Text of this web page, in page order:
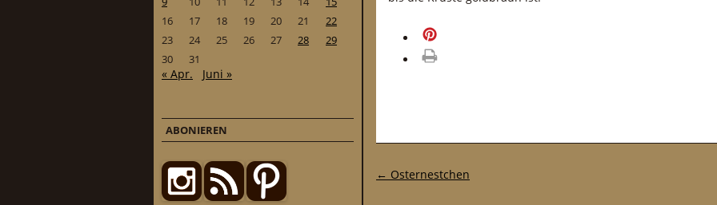
Post-Navigation
← Osternestchen
16
17 18 19 20 21
22
23
24 25 26 27 28
29
30
31
« Apr. Juni »
ABONIEREN